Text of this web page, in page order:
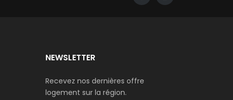
NEWSLETTER
Recevez nos dernières offre
logement sur la région.